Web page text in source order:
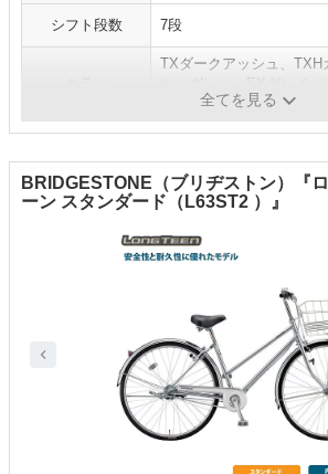
シフト段数 7段
TXダークアッシュ、
ドピンク、EXコバルトグ
全てを見る
BRIDGESTONE（ブリヂストン）『
ーン スタンダード（L63ST2 ）』